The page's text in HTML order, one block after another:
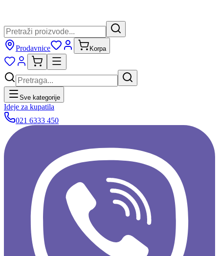
Prodavnice Korpa
Sve kategorije
Ideje za kupatila
021 6333 450